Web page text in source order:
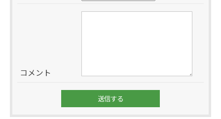
コメント